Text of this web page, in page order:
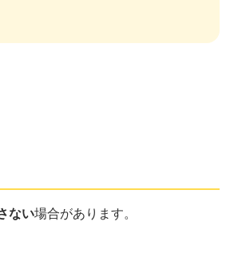
ない場合があります。